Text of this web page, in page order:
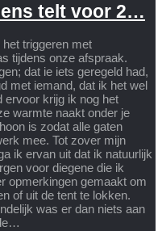
telt voor 2…
triggeren met
tijdens onze afspraak.
dat ie iets geregeld had,
met iemand, dat ik het wel
krijg ik nog het
warmte naakt onder je
is zodat alle gaten
mee. Tot zover mijn
ik ervan uit dat ik natuurlijk
voor diegene die ik
opmerkingen gemaakt om
of uit de tent te lokken.
was er dan niets aan